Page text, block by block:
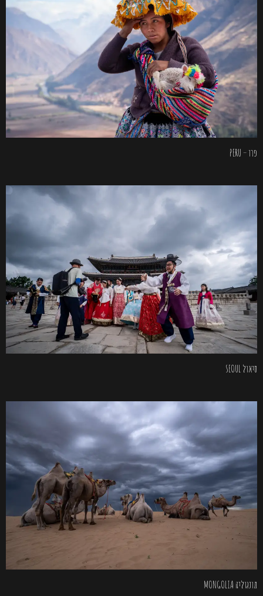
פרו – PERU
סיאול SEOUL
מונגוליה MONGOLIA